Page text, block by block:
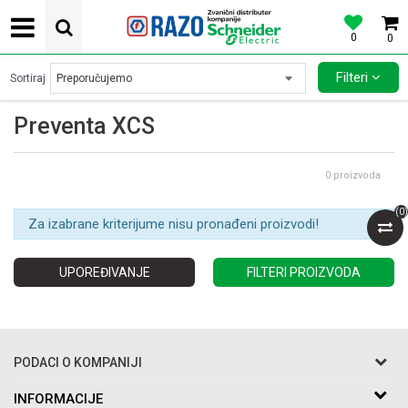
0
0
POVOLJNE CENE AUTOMATSKIH OSIGURACA SCHNEIDER ELECTRIC
(0)
Preventa XCS
Sortiraj Filteri
0 proizvoda
Za izabrane kriterijume nisu pronađeni proizvodi!
UPOREĐIVANJE FILTERI PROIZVODA
PODACI O KOMPANIJI
Razo DOO
INFORMACIJE